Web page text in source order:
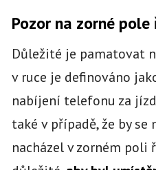
Pozor na zorné pole
Důležité je pamatovat
v ruce je definováno
nabíjení telefonu za
také v případě, že by
nacházel v zorném poli